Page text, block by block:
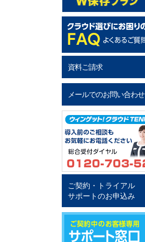
資料ご請求
メールでのお問い合わせ
ご契約・トライアル
サポートのお申込み